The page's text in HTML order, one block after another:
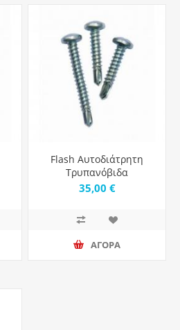
Flash Αυτοδιάτρητη
Τρυπανόβιδα
Τετράγωνη - 1000τμχ
35,00 €
ΑΓΟΡΑ